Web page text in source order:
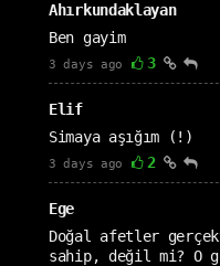
Ahırkundaklayan
Ben gayim
3 days ago 3
Elif
Simaya aşığım (!)
3 days ago 2
Ege
Doğal afetler
sahip, değil mi? O